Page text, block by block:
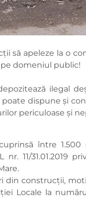
să apeleze la o
domeniul public!
ilegal
dispune și
periculoase și
între
11/31.01.2019
construcții,
Locale la